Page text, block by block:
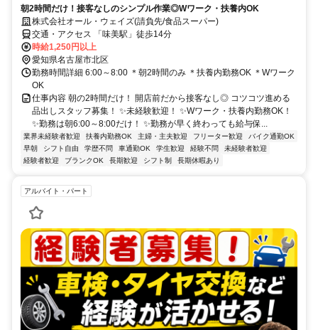
朝2時間だけ！接客なしのシンプル作業◎Wワーク・扶養内OK
株式会社オール・ウェイズ(請負先/食品スーパー)
交通・アクセス 「味美駅」徒歩14分
時給1,250円以上
愛知県名古屋市北区
勤務時間詳細 6:00～8:00 ＊朝2時間のみ ＊扶養内勤務OK ＊Wワーク
OK
仕事内容 朝の2時間だけ！ 開店前だから接客なし◎ コツコツ進める
品出しスタッフ募集！ ✨未経験歓迎！ ✨Wワーク・扶養内勤務OK！
✨勤務は朝6:00～8:00だけ！ ✨勤務が早く終わっても給与保...
業界未経験者歓迎 扶養内勤務OK 主婦・主夫歓迎 フリーター歓迎
バイク通勤OK
早朝
シフト自由 学歴不問 車通勤OK 学生歓迎 経験不問
未経験者歓迎
経験者歓迎
ブランクOK 長期歓迎 シフト制 長期休暇あり
アルバイト・パート